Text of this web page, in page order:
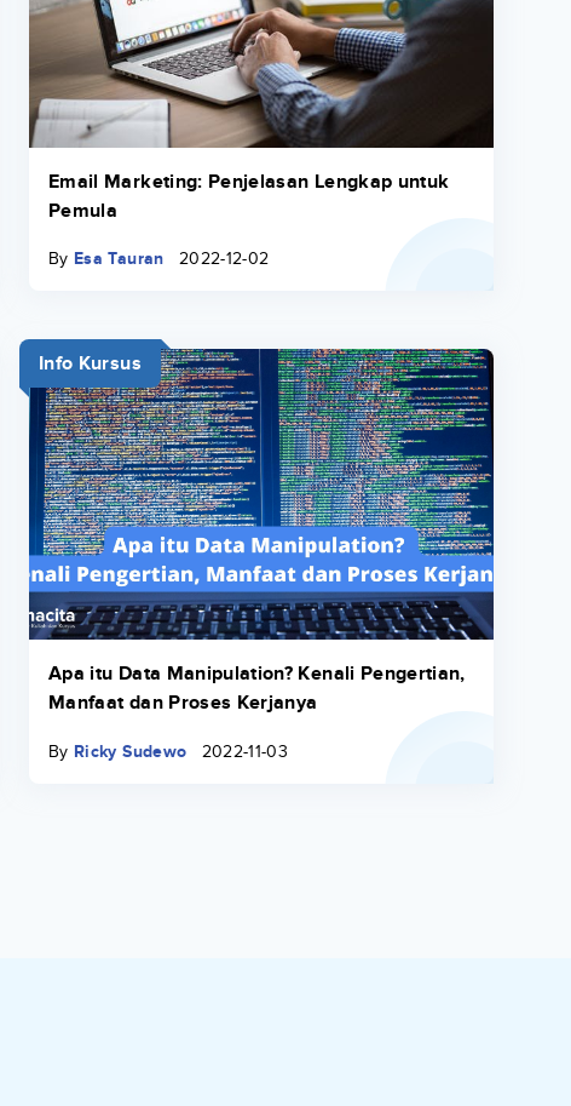
Email Marketing: Penjelasan Lengkap untuk
Pemula
By Esa Tauran 2022-12-02
Info Kursus
Apa itu Data Manipulation? Kenali Pengertian,
Manfaat dan Proses Kerjanya
By Ricky Sudewo 2022-11-03